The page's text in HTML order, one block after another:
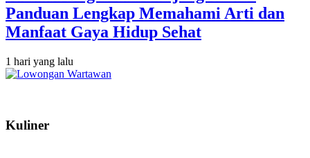
Panduan Lengkap Memahami Arti dan
Manfaat Gaya Hidup Sehat
1 hari yang lalu
Kuliner